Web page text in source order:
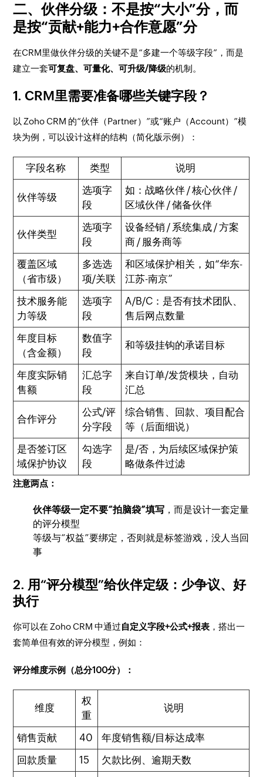
二、伙伴分级：不是按“大小”分，而
是按“贡献+能力+合作意愿”分
在CRM里做伙伴分级的关键不是“多建一个等级字段”，而是
建立一套可复盘、可量化、可升级/降级的机制。
1. CRM里需要准备哪些关键字段？
以 Zoho CRM 的“伙伴（Partner）”或“账户（Account）”模
块为例，可以设计这样的结构（简化版示例）：
字段名称 类型 说明
伙伴等级
选项字
段
如：战略伙伴 / 核心伙伴 /
区域伙伴 / 储备伙伴
伙伴类型
选项字
段
设备经销 / 系统集成 / 方案
商 / 服务商等
覆盖区域
（省市级）
多选选
项/关联
和区域保护相关，如“华东-
江苏-南京”
技术服务能
力等级
选项字
段
A/B/C：是否有技术团队、
售后网点数量
年度目标
（含金额）
数值字
段
和等级挂钩的承诺目标
年度实际销
售额
汇总字
段
来自订单/发货模块，自动
汇总
合作评分
公式/评
分字段
综合销售、回款、项目配合
等（后面细说）
是否签订区
域保护协议
勾选字
段
是/否，为后续区域保护策
略做条件过滤
注意两点：
伙伴等级一定不要“拍脑袋”填写 ，而是设计一套定量
的评分模型
等级与“权益”要绑定，否则就是标签游戏，没人当回
事
2. 用“评分模型”给伙伴定级：少争议、好
执行
你可以在 Zoho CRM 中通过自定义字段+公式+报表 ，搭出一
套简单但有效的评分模型，例如：
评分维度示例（总分100分）：
维度
权
重
说明
销售贡献 40
年度销售额/目标达成率
回款质量
15
欠款比例、逾期天数